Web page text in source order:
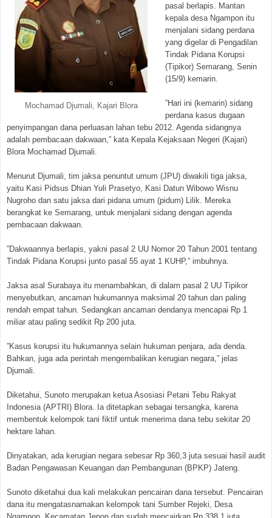
Mochamad Djumali, Kajari Blora
pasal berlapis. Mantan
kepala desa Ngampon itu
menjalani sidang perdana
yang digelar di Pengadilan
Tindak Pidana Korupsi
(Tipikor) Semarang, Senin
(15/9) kemarin.
”Hari ini (kemarin) sidang
perdana kasus dugaan
penyimpangan dana perluasan lahan tebu 2012. Agenda sidangnya
adalah pembacaan dakwaan,” kata Kepala Kejaksaan Negeri (Kajari)
Blora Mochamad Djumali.
Menurut Djumali, tim jaksa penuntut umum (JPU) diwakili tiga jaksa,
yaitu Kasi Pidsus Dhian Yuli Prasetyo, Kasi Datun Wibowo Wisnu
Nugroho dan satu jaksa dari pidana umum (pidum) Lilik. Mereka
berangkat ke Semarang, untuk menjalani sidang dengan agenda
pembacaan dakwaan.
”Dakwaannya berlapis, yakni pasal 2 UU Nomor 20 Tahun 2001 tentang
Tindak Pidana Korupsi junto pasal 55 ayat 1 KUHP,” imbuhnya.
Jaksa asal Surabaya itu menambahkan, di dalam pasal 2 UU Tipikor
menyebutkan, ancaman hukumannya maksimal 20 tahun dan paling
rendah empat tahun. Sedangkan ancaman dendanya mencapai Rp 1
miliar atau paling sedikit Rp 200 juta.
”Kasus korupsi itu hukumannya selain hukuman penjara, ada denda.
Bahkan, juga ada perintah mengembalikan kerugian negara,” jelas
Djumali.
Diketahui, Sunoto merupakan ketua Asosiasi Petani Tebu Rakyat
Indonesia (APTRI) Blora. Ia ditetapkan sebagai tersangka, karena
membentuk kelompok tani fiktif untuk menerima dana tebu sekitar 20
hektare lahan.
Dinyatakan, ada kerugian negara sebesar Rp 360,3 juta sesuai hasil audit
Badan Pengawasan Keuangan dan Pembangunan (BPKP) Jateng.
Sunoto diketahui dua kali melakukan pencairan dana tersebut. Pencairan
dana itu mengatasnamakan kelompok tani Sumber Rejeki, Desa